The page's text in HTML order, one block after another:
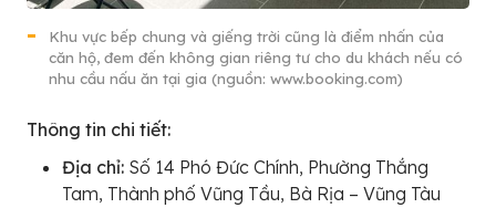
Khu vực bếp chung và giếng trời cũng là điểm nhấn của
căn hộ, đem đến không gian riêng tư cho du khách nếu có
nhu cầu nấu ăn tại gia (nguồn: www.booking.com)
Thông tin chi tiết:
Địa chỉ: Số 14 Phó Đức Chính, Phường Thắng
Tam, Thành phố Vũng Tầu, Bà Rịa – Vũng Tàu